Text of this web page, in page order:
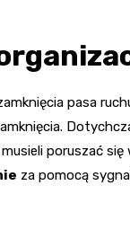
pasa
poruszać
za pomocą